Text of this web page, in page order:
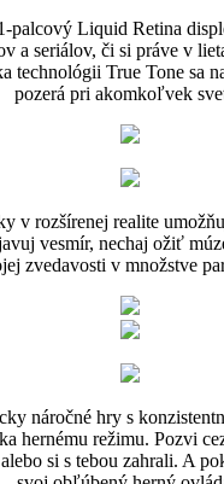
palcový Liquid Retina
a seriálov, či si práve v
technológii True Tone sa
pozerá pri akomkoľvek
v rozšírenej realite
vesmír, nechaj ožiť
zvedavosti v množstve
náročné hry s
hernému režimu. Pozvi
si s tebou zahrali. A